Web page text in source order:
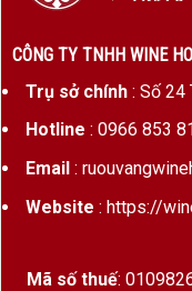
CÔNG TY TNHH WINE
Trụ sở chính: Số 24
Hotline : 0966 853
Email:
Website : https://
Mã số thuế: